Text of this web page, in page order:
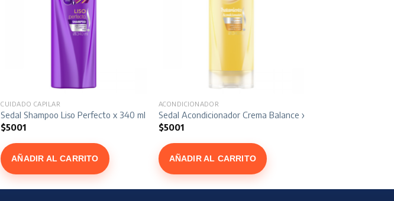
CUIDADO CAPILAR
Sedal Shampoo Liso Perfecto x 340 ml
$5001
AÑADIR AL CARRITO
ACONDICIONADOR
Sedal Acondicionador Crema Balance x 340 ml
$5001
AÑADIR AL CARRITO